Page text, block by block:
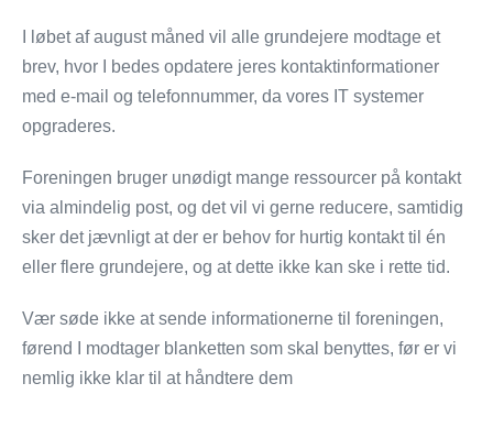
I løbet af august måned vil alle grundejere modtage et
brev, hvor I bedes opdatere jeres kontaktinformationer
med e-mail og telefonnummer, da vores IT systemer
opgraderes.
Foreningen bruger unødigt mange ressourcer på kontakt
via almindelig post, og det vil vi gerne reducere, samtidig
sker det jævnligt at der er behov for hurtig kontakt til én
eller flere grundejere, og at dette ikke kan ske i rette tid.
Vær søde ikke at sende informationerne til foreningen,
førend I modtager blanketten som skal benyttes, før er vi
nemlig ikke klar til at håndtere dem